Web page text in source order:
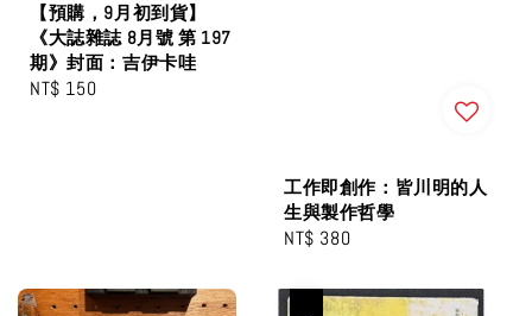
【預購，9月初到貨】
《大誌雜誌 8月號 第 197
期》封面：吉伊卡哇
Regular
NT$ 150
工作即創作：皆川明的人
生與製作哲學
Regular
NT$ 380